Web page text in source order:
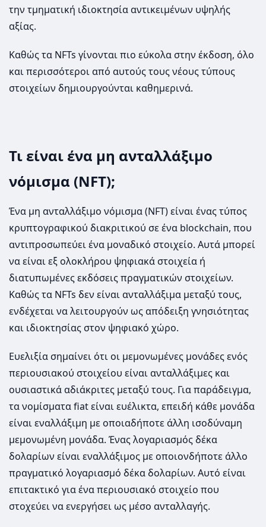
την τμηματική ιδιοκτησία αντικειμένων υψηλής
αξίας.
Καθώς τα NFTs γίνονται πιο εύκολα στην έκδοση, όλο
και περισσότεροι από αυτούς τους νέους τύπους
στοιχείων δημιουργούνται καθημερινά.
Τι είναι ένα μη ανταλλάξιμο
νόμισμα (NFT);
Ένα μη ανταλλάξιμο νόμισμα (NFT) είναι ένας τύπος
κρυπτογραφικού διακριτικού σε ένα blockchain, που
αντιπροσωπεύει ένα μοναδικό στοιχείο. Αυτά μπορεί
να είναι εξ ολοκλήρου ψηφιακά στοιχεία ή
διατυπωμένες εκδόσεις πραγματικών στοιχείων.
Καθώς τα NFTs δεν είναι ανταλλάξιμα μεταξύ τους,
ενδέχεται να λειτουργούν ως απόδειξη γνησιότητας
και ιδιοκτησίας στον ψηφιακό χώρο.
Ευελιξία σημαίνει ότι οι μεμονωμένες μονάδες ενός
περιουσιακού στοιχείου είναι ανταλλάξιμες και
ουσιαστικά αδιάκριτες μεταξύ τους. Για παράδειγμα,
τα νομίσματα fiat είναι ευέλικτα, επειδή κάθε μονάδα
είναι εναλλάξιμη με οποιαδήποτε άλλη ισοδύναμη
μεμονωμένη μονάδα. Ένας λογαριασμός δέκα
δολαρίων είναι εναλλάξιμος με οποιονδήποτε άλλο
πραγματικό λογαριασμό δέκα δολαρίων. Αυτό είναι
επιτακτικό για ένα περιουσιακό στοιχείο που
στοχεύει να ενεργήσει ως μέσο ανταλλαγής.